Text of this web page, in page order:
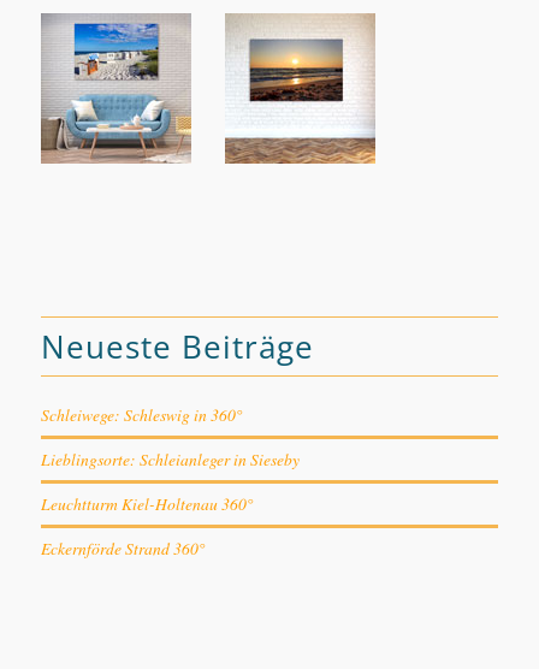
Neueste Beiträge
Schleiwege: Schleswig in 360°
Lieblingsorte: Schleianleger in Sieseby
Leuchtturm Kiel-Holtenau 360°
Eckernförde Strand 360°